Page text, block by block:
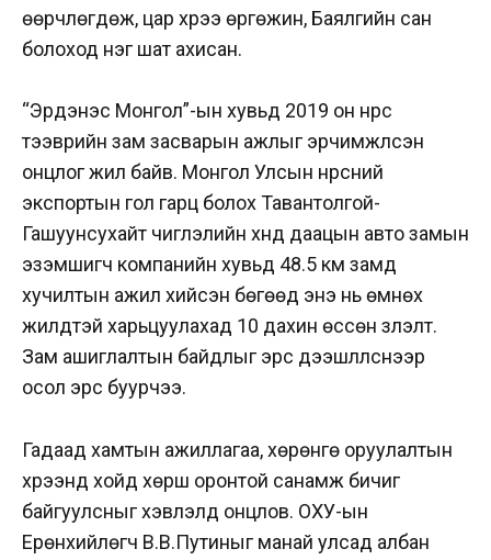
өөрчлөгдөж, цар хүрээ өргөжин, Баялгийн сан
болоход нэг шат ахисан.
“Эрдэнэс Монгол”-ын хувьд 2019 он нүүрс
тээврийн зам засварын ажлыг эрчимжүүлсэн
онцлог жил байв. Монгол Улсын нүүрсний
экспортын гол гарц болох Тавантолгой-
Гашуунсухайт чиглэлийн хүнд даацын авто замын
эзэмшигч компанийн хувьд 48.5 км замд
хучилтын ажил хийсэн бөгөөд энэ нь өмнөх
жилүүдтэй харьцуулахад 10 дахин өссөн үзүүлэлт.
Зам ашиглалтын байдлыг эрс дээшлүүлснээр
осол эрс буурчээ.
Гадаад хамтын ажиллагаа, хөрөнгө оруулалтын
хүрээнд хойд хөрш оронтой санамж бичиг
байгуулсныг хэвлэлүүд онцлов. ОХУ-ын
Ерөнхийлөгч В.В.Путиныг манай улсад албан